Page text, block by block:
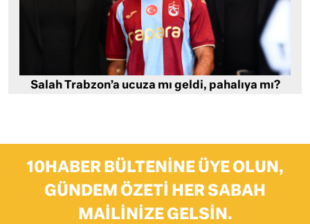
Salah Trabzon’a ucuza mı geldi, pahalıya mı?
10HABER BÜLTENINE ÜYE OLUN,
GÜNDEM ÖZETI HER SABAH
MAILINIZE GELSIN.